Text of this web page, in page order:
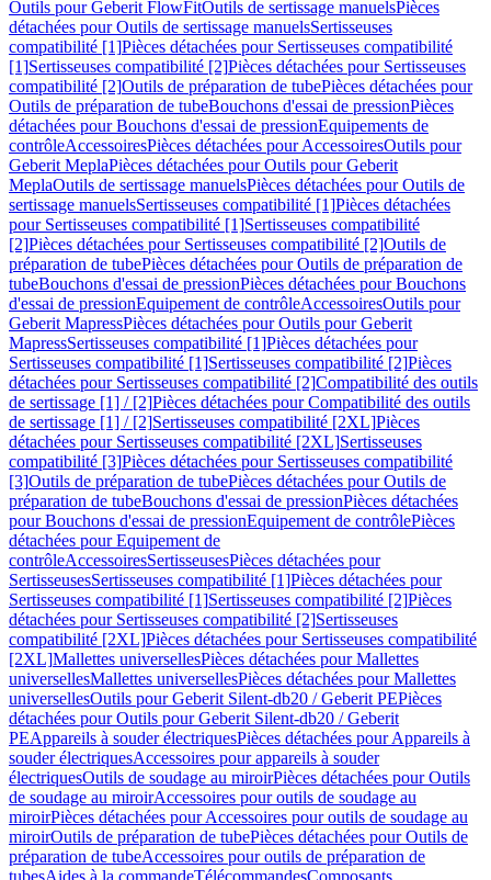
Outils pour Geberit FlowFitOutils de sertissage manuelsPièces
détachées pour Outils de sertissage manuelsSertisseuses
compatibilité [1]Pièces détachées pour Sertisseuses compatibilité
[1]Sertisseuses compatibilité [2]Pièces détachées pour Sertisseuses
compatibilité [2]Outils de préparation de tubePièces détachées pour
Outils de préparation de tubeBouchons d'essai de pressionPièces
détachées pour Bouchons d'essai de pressionEquipements de
contrôleAccessoiresPièces détachées pour AccessoiresOutils pour
Geberit MeplaPièces détachées pour Outils pour Geberit
MeplaOutils de sertissage manuelsPièces détachées pour Outils de
sertissage manuelsSertisseuses compatibilité [1]Pièces détachées
pour Sertisseuses compatibilité [1]Sertisseuses compatibilité
[2]Pièces détachées pour Sertisseuses compatibilité [2]Outils de
préparation de tubePièces détachées pour Outils de préparation de
tubeBouchons d'essai de pressionPièces détachées pour Bouchons
d'essai de pressionEquipement de contrôleAccessoiresOutils pour
Geberit MapressPièces détachées pour Outils pour Geberit
MapressSertisseuses compatibilité [1]Pièces détachées pour
Sertisseuses compatibilité [1]Sertisseuses compatibilité [2]Pièces
détachées pour Sertisseuses compatibilité [2]Compatibilité des outils
de sertissage [1] / [2]Pièces détachées pour Compatibilité des outils
de sertissage [1] / [2]Sertisseuses compatibilité [2XL]Pièces
détachées pour Sertisseuses compatibilité [2XL]Sertisseuses
compatibilité [3]Pièces détachées pour Sertisseuses compatibilité
[3]Outils de préparation de tubePièces détachées pour Outils de
préparation de tubeBouchons d'essai de pressionPièces détachées
pour Bouchons d'essai de pressionEquipement de contrôlePièces
détachées pour Equipement de
contrôleAccessoiresSertisseusesPièces détachées pour
SertisseusesSertisseuses compatibilité [1]Pièces détachées pour
Sertisseuses compatibilité [1]Sertisseuses compatibilité [2]Pièces
détachées pour Sertisseuses compatibilité [2]Sertisseuses
compatibilité [2XL]Pièces détachées pour Sertisseuses compatibilité
[2XL]Mallettes universellesPièces détachées pour Mallettes
universellesMallettes universellesPièces détachées pour Mallettes
universellesOutils pour Geberit Silent-db20 / Geberit PEPièces
détachées pour Outils pour Geberit Silent-db20 / Geberit
PEAppareils à souder électriquesPièces détachées pour Appareils à
souder électriquesAccessoires pour appareils à souder
électriquesOutils de soudage au miroirPièces détachées pour Outils
de soudage au miroirAccessoires pour outils de soudage au
miroirPièces détachées pour Accessoires pour outils de soudage au
miroirOutils de préparation de tubePièces détachées pour Outils de
préparation de tubeAccessoires pour outils de préparation de
tubesAides à la commandeTélécommandesComposants